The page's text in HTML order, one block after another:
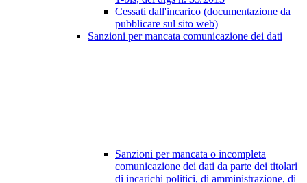
Cessati dall'incarico (documentazione da
pubblicare sul sito web)
Sanzioni per mancata comunicazione dei dati
Sanzioni per mancata o incompleta
comunicazione dei dati da parte dei titolari
di incarichi politici, di amministrazione, di